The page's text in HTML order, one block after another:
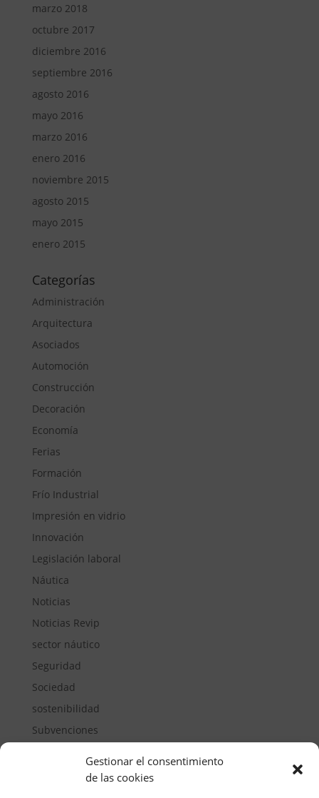
Gestionar el consentimiento
de las cookies
marzo 2018
octubre 2017
diciembre 2016
septiembre 2016
agosto 2016
mayo 2016
marzo 2016
enero 2016
noviembre 2015
agosto 2015
mayo 2015
enero 2015
Categorías
Administración
Arquitectura
Asociados
Automoción
Construcción
Decoración
Economía
Ferias
Formación
Frío Industrial
Impresión en vidrio
Innovación
Legislación laboral
Náutica
Noticias
Noticias Revip
sector náutico
Seguridad
Sociedad
sostenibilidad
Subvenciones